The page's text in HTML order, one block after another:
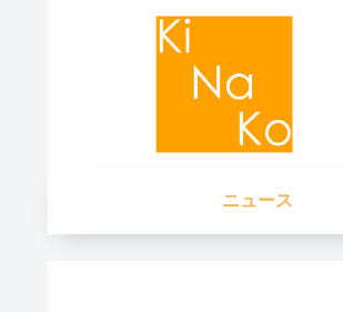
ニュース